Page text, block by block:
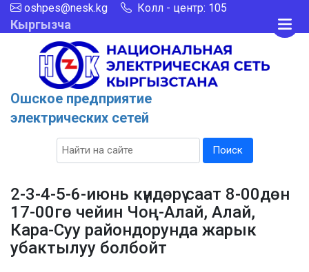
oshpes@nesk.kg Колл - центр: 105
Кыргызча
Ошское предприятие
электрических сетей
Поиск
2-3-4-5-6-июнь күндөрү саат 8-00дөн
17-00гө чейин Чоң-Алай, Алай,
Кара-Суу райондорунда жарык
убактылуу болбойт